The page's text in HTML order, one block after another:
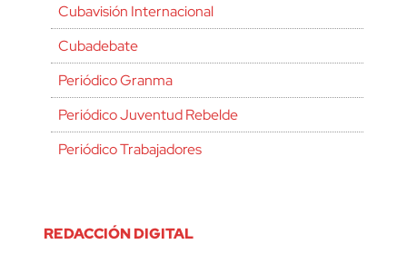
Cubavisión Internacional
Cubadebate
Periódico Granma
Periódico Juventud Rebelde
Periódico Trabajadores
REDACCIÓN DIGITAL